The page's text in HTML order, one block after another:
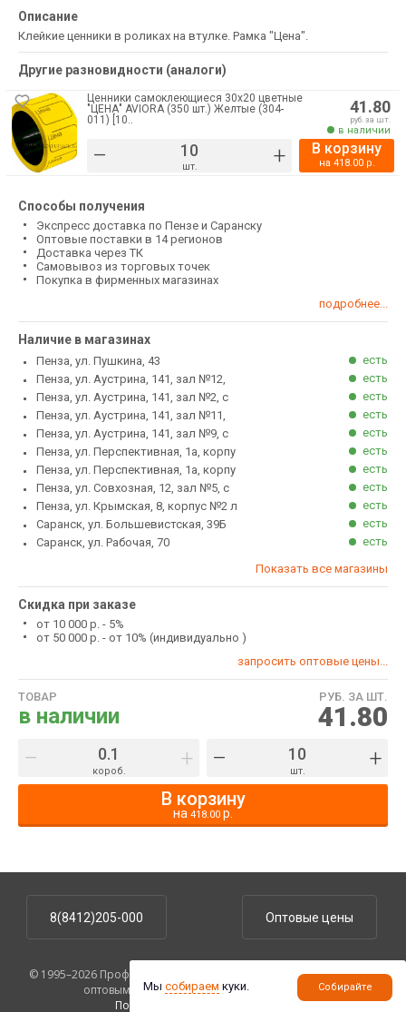
Описание
Клейкие ценники в роликах на втулке. Рамка "Цена".
Другие разновидности (аналоги)
Ценники самоклеющиеся 30х20 цветные
"ЦЕНА" AVIORA (350 шт.) Желтые (304-
011) [10..
– шт. +
41.80
руб. за шт.
в наличии
В корзину
на 418.00р.
Способы получения
Экспресс доставка по Пензе и Саранску
Оптовые поставки в 14 регионов
Доставка через ТК
Самовывоз из торговых точек
Покупка в фирменных магазинах
подробнее...
Наличие в магазинах
Пенза, ул. Пушкина, 43
есть
Пенза, ул. Аустрина, 141, зал №12,
есть
Пенза, ул. Аустрина, 141, зал №2, с
есть
Пенза, ул. Аустрина, 141, зал №11,
есть
Пенза, ул. Аустрина, 141, зал №9, с
есть
Пенза, ул. Перспективная, 1а, корпу
есть
Пенза, ул. Перспективная, 1а, корпу
есть
Пенза, ул. Совхозная, 12, зал №5, с
есть
Пенза, ул. Крымская, 8, корпус №2 л
есть
Саранск, ул. Большевистская, 39Б
есть
Саранск, ул. Рабочая, 70
есть
Показать все магазины
Скидка при заказе
от 10 000 р. - 5%
от 50 000 р. - от 10% (индивидуально )
запросить оптовые цены...
ТОВАР
в наличии
РУБ. ЗА ШТ.
41.80
– короб. + – шт. +
В корзину
на 418.00 р.
8(8412)205-000 Оптовые цены
© 1995–2026 ПрофУпаковка. На сайте указаны розничные цены,
оптовым клиентам предоставляются скидки.
Политика конфиденциальности
Мы собираем куки. Собирайте